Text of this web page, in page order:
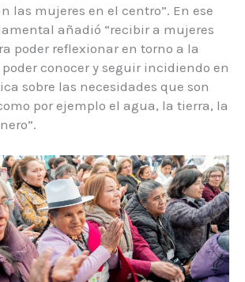
las mujeres en el centro”. En ese
añadió “recibir a mujeres
poder reflexionar en torno a la
conocer y seguir incidiendo en
sobre las necesidades que son
por ejemplo el agua, la tierra, la